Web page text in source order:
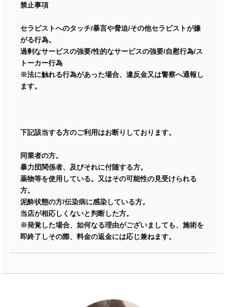
禁止事項
セラピストへのタッチ/暴言や脅迫/その他セラピストが嫌
がる行為。
過剰なサービスの強要/性的なサービスの強要/自慰行為/ス
トーカー行為
※法に触れる行為があった場合、違反金又は警察へ通報し
ます。
下記該当する方のご利用はお断りしております。
同業者の方。
暴力団関係者、及びそれに付随する方。
薬物等を使用している。又はその可能性の見受けられる
方。
泥酔状態の方/伝染病に感染している方。
当店が相応しくないと判断した方。
※発覚した場合、如何なる理由がございましても、施術を
即終了しその際、料金の返金には応じ兼ねます。